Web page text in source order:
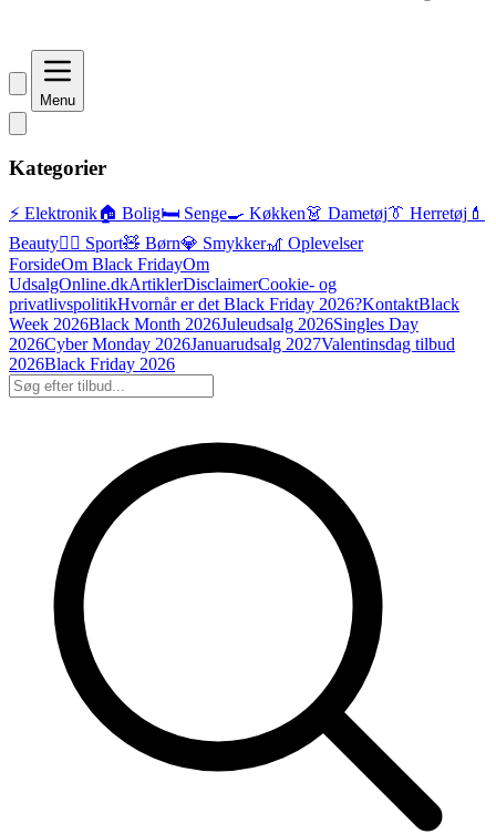
Menu
Kategorier
⚡ Elektronik🏠 Bolig🛏️ Senge🍳 Køkken👗 Dametøj👔 Herretøj 💄
Beauty🏃‍♂️ Sport🧸 Børn💎 Smykker🎢 Oplevelser
ForsideOm Black FridayOm
UdsalgOnline.dkArtiklerDisclaimerCookie- og
privatlivspolitikHvornår er det Black Friday 2026?KontaktBlack
Week 2026Black Month 2026Juleudsalg 2026Singles Day
2026Cyber Monday 2026Januarudsalg 2027Valentinsdag tilbud
2026Black Friday 2026